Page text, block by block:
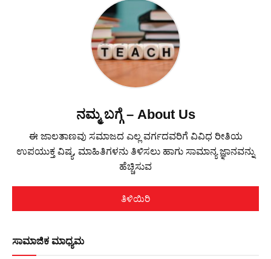
ನಮ್ಮ ಬಗ್ಗೆ – About Us
ಈ ಜಾಲತಾಣವು ಸಮಾಜದ ಎಲ್ಲ ವರ್ಗದವರಿಗೆ ವಿವಿಧ ರೀತಿಯ
ಉಪಯುಕ್ತ ವಿಷ್ಯ, ಮಾಹಿತಿಗಳನು ತಿಳಿಸಲು ಹಾಗು ಸಾಮಾನ್ಯ ಜ್ಞಾನವನ್ನು
ಹೆಚ್ಚಿಸುವ
ತಿಳಿಯಿರಿ
ಸಾಮಾಜಿಕ ಮಾಧ್ಯಮ